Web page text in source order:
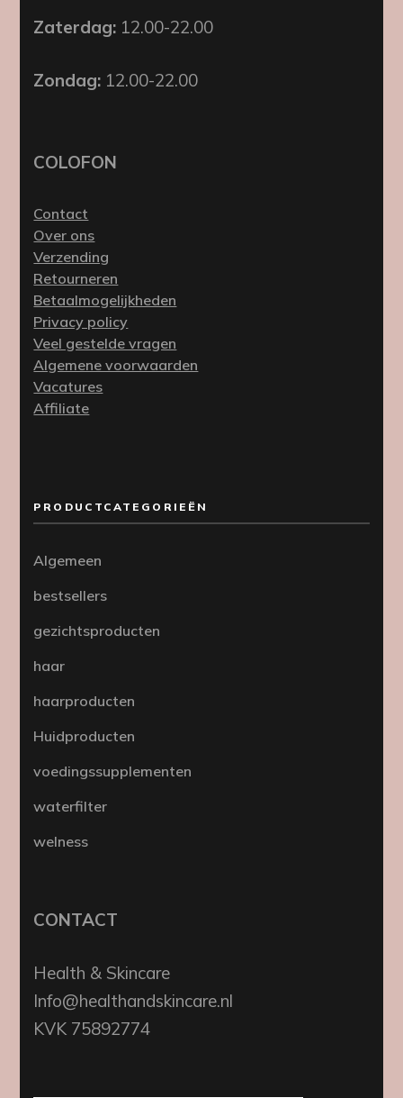
Zaterdag: 12.00-22.00
Zondag: 12.00-22.00
COLOFON
Contact
Over ons
Verzending
Retourneren
Betaalmogelijkheden
Privacy policy
Veel gestelde vragen
Algemene voorwaarden
Vacatures
Affiliate
PRODUCTCATEGORIEËN
Algemeen
bestsellers
gezichtsproducten
haar
haarproducten
Huidproducten
voedingssupplementen
waterfilter
welness
CONTACT
Health & Skincare
Info@healthandskincare.nl
KVK 75892774